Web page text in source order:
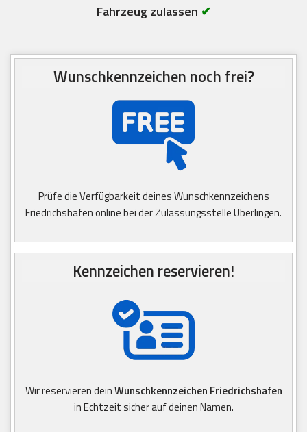
Fahrzeug zulassen ✔
Wunschkennzeichen noch frei?
Prüfe die Verfügbarkeit deines Wunschkennzeichens
Friedrichshafen online bei der Zulassungsstelle Überlingen.
Kennzeichen reservieren!
Wir reservieren deinWunschkennzeichen Friedrichshafen
in Echtzeit sicher auf deinen Namen.